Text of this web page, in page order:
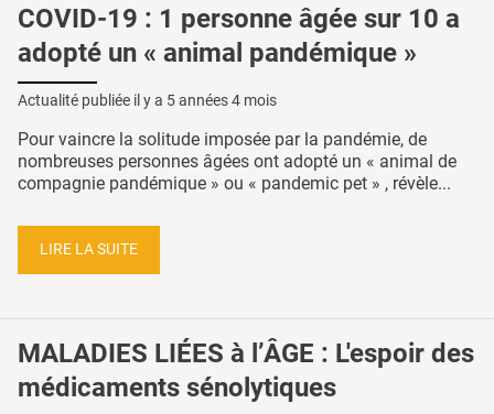
COVID-19 : 1 personne âgée sur 10 a
adopté un « animal pandémique »
Actualité publiée il y a 5 années 4 mois
Pour vaincre la solitude imposée par la pandémie, de
nombreuses personnes âgées ont adopté un « animal de
compagnie pandémique » ou « pandemic pet » , révèle...
LIRE LA SUITE
MALADIES LIÉES à l’ÂGE : L'espoir des
médicaments sénolytiques